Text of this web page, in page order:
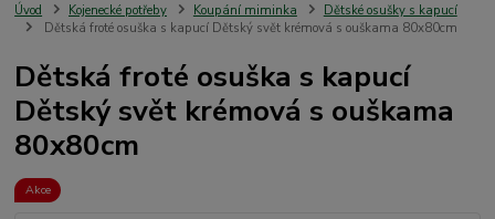
Úvod Kojenecké potřeby Koupání miminka
Dětské osušky s kapucí
Dětská froté osuška s kapucí Dětský svět krémová s ouškama 80x80cm
Dětská froté osuška s kapucí
Dětský svět krémová s ouškama
80x80cm
Akce